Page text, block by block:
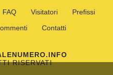
FAQ Visitatori
Prefissi
Contatti
RISERVATI